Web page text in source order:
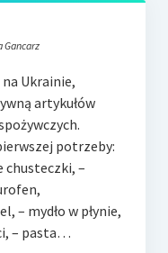
Gancarz
Ukrainie,
artykułów
potrzeby:
chusteczki, –
– mydło w płynie,
– pasta…